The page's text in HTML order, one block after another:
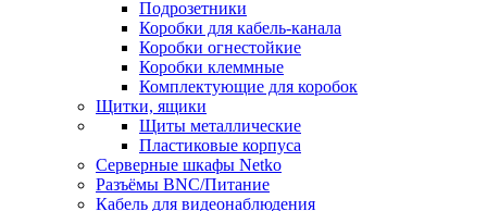
Подрозетники
Коробки для кабель-канала
Коробки огнестойкие
Коробки клеммные
Комплектующие для коробок
Щитки, ящики
Щиты металлические
Пластиковые корпуса
Серверные шкафы Netko
Разъёмы BNC/Питание
Кабель для видеонаблюдения